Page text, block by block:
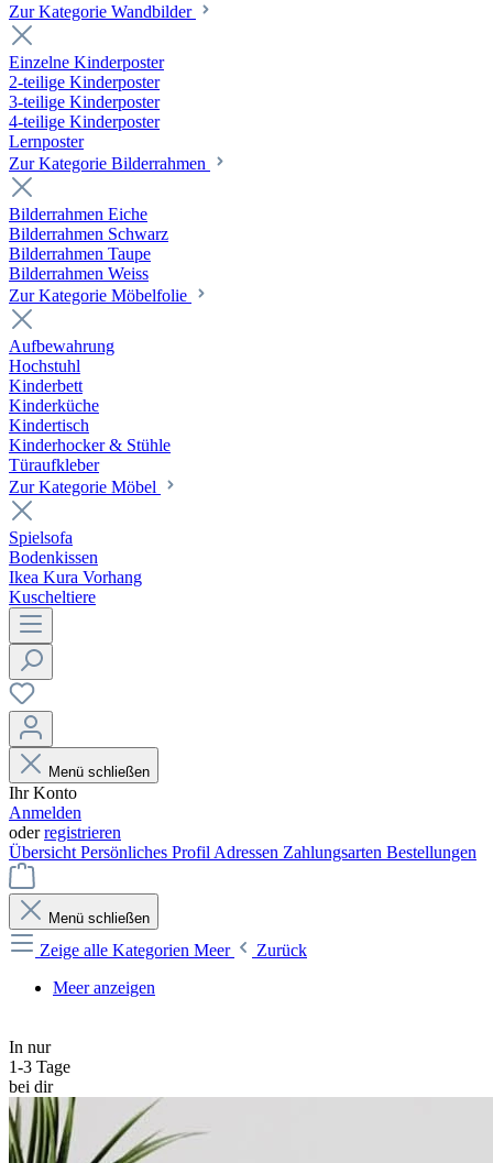
Zur Kategorie Wandbilder
Einzelne Kinderposter
2-teilige Kinderposter
3-teilige Kinderposter
4-teilige Kinderposter
Lernposter
Zur Kategorie Bilderrahmen
Bilderrahmen Eiche
Bilderrahmen Schwarz
Bilderrahmen Taupe
Bilderrahmen Weiss
Zur Kategorie Möbelfolie
Aufbewahrung
Hochstuhl
Kinderbett
Kinderküche
Kindertisch
Kinderhocker & Stühle
Türaufkleber
Zur Kategorie Möbel
Spielsofa
Bodenkissen
Ikea Kura Vorhang
Kuscheltiere
Menü schließen
Ihr Konto
Anmelden
oderregistrieren
Übersicht Persönliches Profil Adressen Zahlungsarten Bestellungen
Menü schließen
Zeige alle Kategorien Meer
Zurück
Meer anzeigen
In nur
1-3 Tage
bei dir